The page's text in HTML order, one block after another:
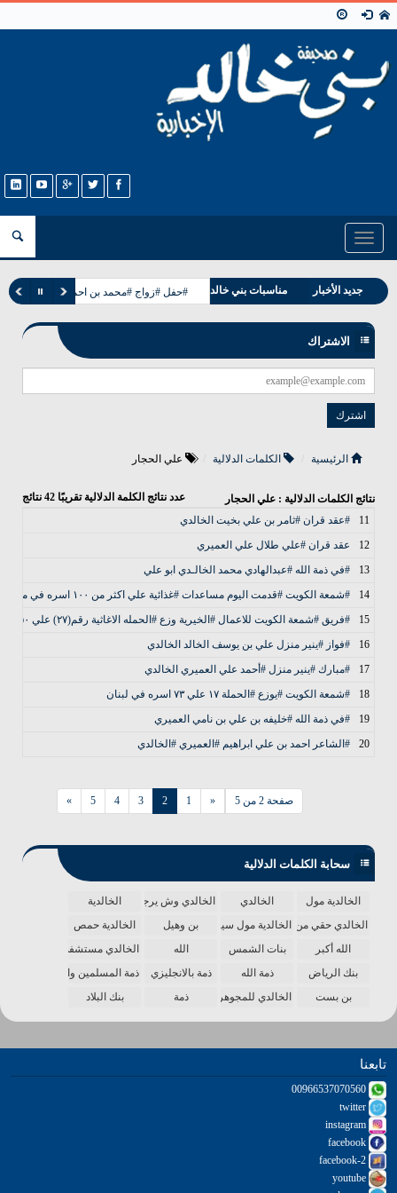
Toggle
navigation
جديد الأخبار مناسبات بني خالد #حفل #زواج #محمد بن احمد بن عيسى
الاشتراك
الرئيسية الكلمات الدلالية علي الحجار
نتائج الكلمات الدلالية : علي الحجار عدد نتائج الكلمة الدلالية تقريبًا 42 نتائج
11
#عقد قران #ثامر بن علي بخيت الخالدي
12
عقد قران #علي طلال علي العميري
13
#في ذمة الله #عبدالهادي محمد الخالـدي ابو علي
14
#شمعة الكويت #قدمت اليوم مساعدات #غذائية علي اكثر من ١٠٠ اسره في مخيم ارقبان
15
#فريق #شمعة الكويت للاعمال #الخيرية وزع #الحمله الاغاثية رقم(٢٧) علي ٥٠ اسره في ارقبان
16
#فواز #ينير منزل علي بن يوسف الخالد الخالدي
17
#مبارك #ينير منزل #أحمد علي العميري الخالدي
18
#شمعة الكويت #يوزع #الحملة ١٧ علي ٧٣ اسره في لبنان
19
#في ذمة الله #خليفه بن علي بن نامي العميري
20
#الشاعر احمد بن علي ابراهيم #العميري #الخالدي
صفحة 2 من 5 «
1
2
3
4
5
»
سحابة الكلمات الدلالية
الخالدية مول الخالدي الخالدي وش يرجع
الخالدية
الخالدي حقي من الدنياالخالدية مول سينما بن وهيل
الخالدية حمص
الله أكبر
بنات الشمس الله
الخالدي مستشفى
بنك الرياض
ذمة الله ذمة بالانجليزي
ذمة المسلمين واحدة
بن بست
الخالدي للمجوهرات ذمة بنك البلاد
تابعنا